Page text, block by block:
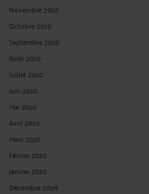
Novembre 2010
Octobre 2010
Septembre 2010
Août 2010
Juillet 2010
Juin 2010
Mai 2010
Avril 2010
Mars 2010
Février 2010
Janvier 2010
Décembre 2009